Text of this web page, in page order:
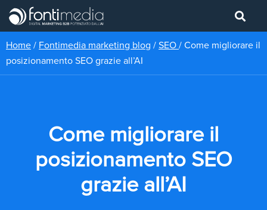
Home / Fontimedia marketing blog / SEO / Come migliorare il
posizionamento SEO grazie all’AI
Come migliorare il
posizionamento SEO
grazie all’AI